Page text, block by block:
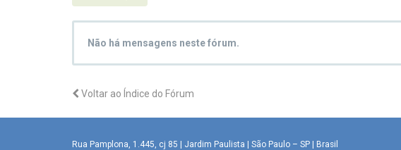
Não há mensagens neste fórum.
Voltar ao Índice do Fórum
Rua Pamplona, 1.445, cj 85 | Jardim Paulista | São Paulo – SP | Brasil